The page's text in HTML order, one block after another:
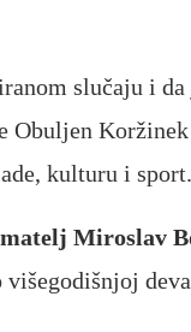
slučaju i da
Obuljen
kulturu i sport.
Miroslav